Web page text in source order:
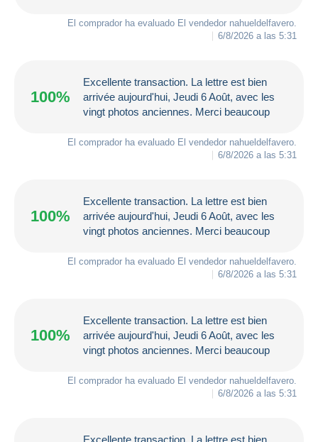
El comprador ha evaluado El vendedor nahueldelfavero.
6/8/2026 a las 5:31
100%
Excellente transaction. La lettre est bien
arrivée aujourd'hui, Jeudi 6 Août, avec les
vingt photos anciennes. Merci beaucoup
El comprador ha evaluado El vendedor nahueldelfavero.
6/8/2026 a las 5:31
100%
Excellente transaction. La lettre est bien
arrivée aujourd'hui, Jeudi 6 Août, avec les
vingt photos anciennes. Merci beaucoup
El comprador ha evaluado El vendedor nahueldelfavero.
6/8/2026 a las 5:31
100%
Excellente transaction. La lettre est bien
arrivée aujourd'hui, Jeudi 6 Août, avec les
vingt photos anciennes. Merci beaucoup
El comprador ha evaluado El vendedor nahueldelfavero.
6/8/2026 a las 5:31